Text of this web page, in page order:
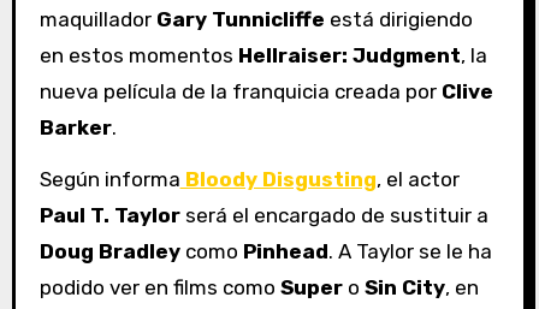
maquillador Gary Tunnicliffe está dirigiendo
en estos momentos Hellraiser: Judgment, la
nueva película de la franquicia creada por Clive
Barker.
Según informa Bloody Disgusting, el actor
Paul T. Taylorserá el encargado de sustituir a
Doug Bradleycomo Pinhead. A Taylor se le ha
podido ver en films como Supero Sin City, en